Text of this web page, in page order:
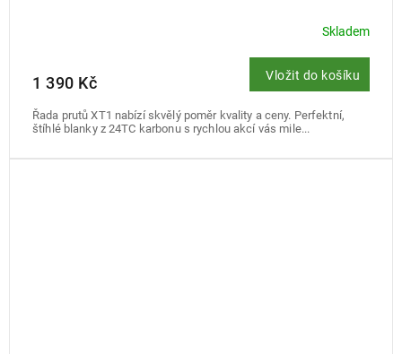
Skladem
1 390 Kč Vložit do košíku
Řada prutů XT1 nabízí skvělý poměr kvality a ceny. Perfektní,
štíhlé blanky z 24TC karbonu s rychlou akcí vás mile...